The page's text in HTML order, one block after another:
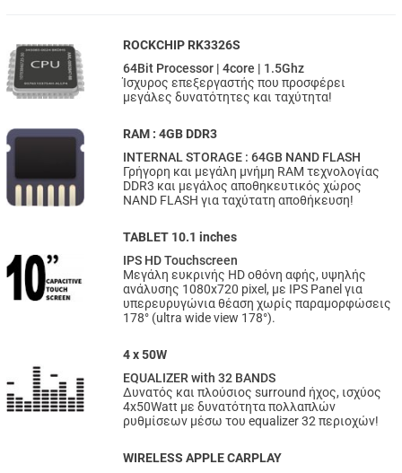
ROCKCHIP RK3326S
64Bit Processor | 4core | 1.5Ghz
Ίσχυρος επεξεργαστής που προσφέρει
μεγάλες δυνατότητες και ταχύτητα!
RAM : 4GB DDR3
INTERNAL STORAGE : 64GB NAND FLASH
Γρήγορη και μεγάλη μνήμη RAM τεχνολογίας
DDR3 και μεγάλος αποθηκευτικός χώρος
NAND FLASH για ταχύτατη αποθήκευση!
TABLET 10.1 inches
IPS HD Touchscreen
Μεγάλη ευκρινής HD οθόνη αφής, υψηλής
ανάλυσης 1080x720 pixel, με IPS Panel για
υπερευρυγώνια θέαση χωρίς παραμορφώσεις
178° (ultra wide view 178°).
4 x 50W
EQUALIZER with 32 BANDS
Δυνατός και πλούσιος surround ήχος, ισχύος
4x50Watt με δυνατότητα πολλαπλών
ρυθμίσεων μέσω του equalizer 32 περιοχών!
WIRELESS APPLE CARPLAY